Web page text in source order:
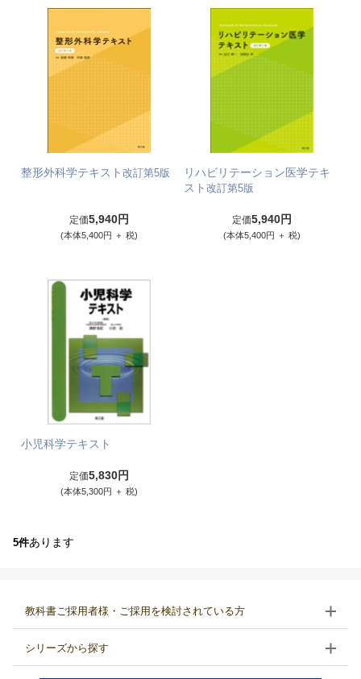
整形外科学テキスト改訂第5版
定価5,940円
(本体5,400円 ＋ 税)
リハビリテーション医学テキ
スト 改訂第5版
定価5,940円
(本体5,400円 ＋ 税)
小児科学テキスト
定価5,830円
(本体5,300円 ＋ 税)
5件あります
教科書ご採用者様・ご採用を検討されている方
シリーズから探す